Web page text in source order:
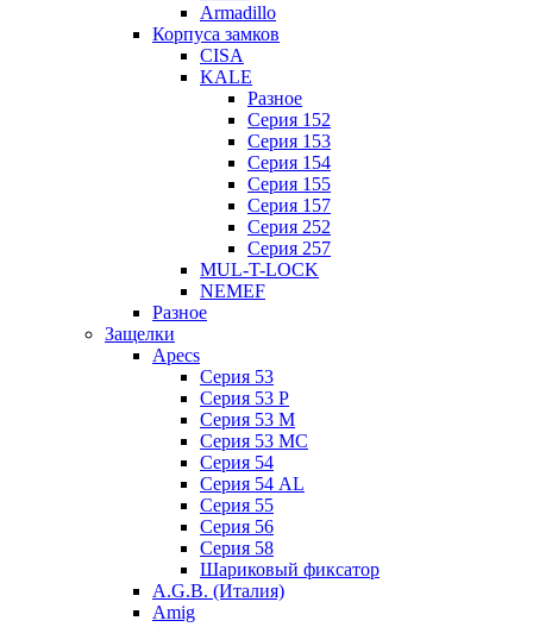
Armadillo
Корпуса замков
CISA
KALE
Разное
Серия 152
Серия 153
Серия 154
Серия 155
Серия 157
Серия 252
Серия 257
MUL-T-LOCK
NEMEF
Разное
Защелки
Apecs
Серия 53
Серия 53 P
Серия 53 М
Серия 53 МC
Серия 54
Серия 54 AL
Серия 55
Серия 56
Серия 58
Шариковый фиксатор
A.G.B. (Италия)
Amig